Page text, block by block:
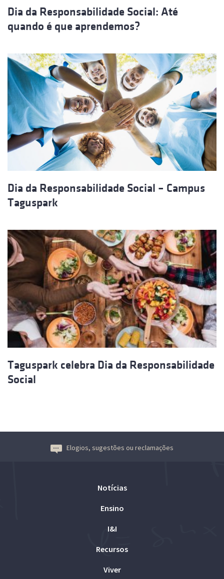
Dia da Responsabilidade Social: Até
quando é que aprendemos?
Dia da Responsabilidade Social – Campus
Taguspark
Taguspark celebra Dia da Responsabilidade
Social
Elogios, sugestões ou reclamações
Notícias
Ensino
I&I
Recursos
Viver